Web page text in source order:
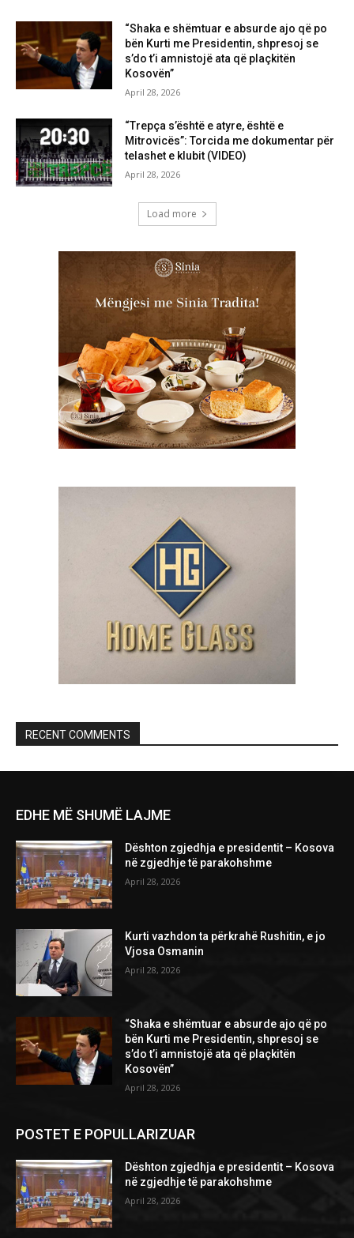
“Shaka e shëmtuar e absurde ajo që po
bën Kurti me Presidentin, shpresoj se
s’do t’i amnistojë ata që plaçkitën
Kosovën”
April 28, 2026
“Trepça s’është e atyre, është e
Mitrovicës”: Torcida me dokumentar për
telashet e klubit (VIDEO)
April 28, 2026
Load more
RECENT COMMENTS
EDHE MË SHUMË LAJME
Dështon zgjedhja e presidentit – Kosova
në zgjedhje të parakohshme
April 28, 2026
Kurti vazhdon ta përkrahë Rushitin, e jo
Vjosa Osmanin
April 28, 2026
“Shaka e shëmtuar e absurde ajo që po
bën Kurti me Presidentin, shpresoj se
s’do t’i amnistojë ata që plaçkitën
Kosovën”
April 28, 2026
POSTET E POPULLARIZUAR
Dështon zgjedhja e presidentit – Kosova
në zgjedhje të parakohshme
April 28, 2026